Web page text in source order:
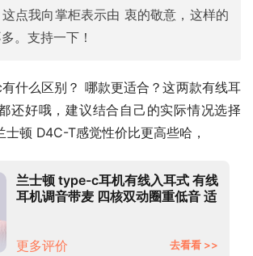
点我向掌柜表示由 衷的敬意，这样的
。支持一下！
什么区别？ 哪款更适合？这两款有线耳
还好哦，建议结合自己的实际情况选择
士顿 D4C-T感觉性价比更高些哈，
兰士顿 type-c耳机有线入耳式 有线
耳机调音带麦 四核双动圈重低音 适
更多评价
去看看 >>